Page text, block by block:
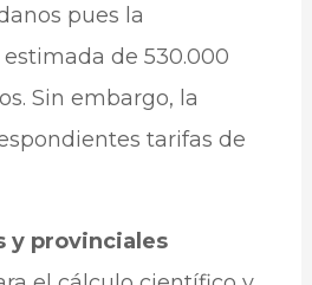
pues la
de 530.000
Sin embargo, la
tarifas de
y provinciales